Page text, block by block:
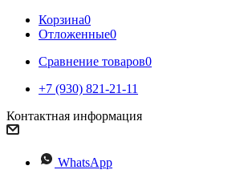
Корзина0
Отложенные0
Сравнение товаров0
+7 (930) 821-21-11
Контактная информация
WhatsApp